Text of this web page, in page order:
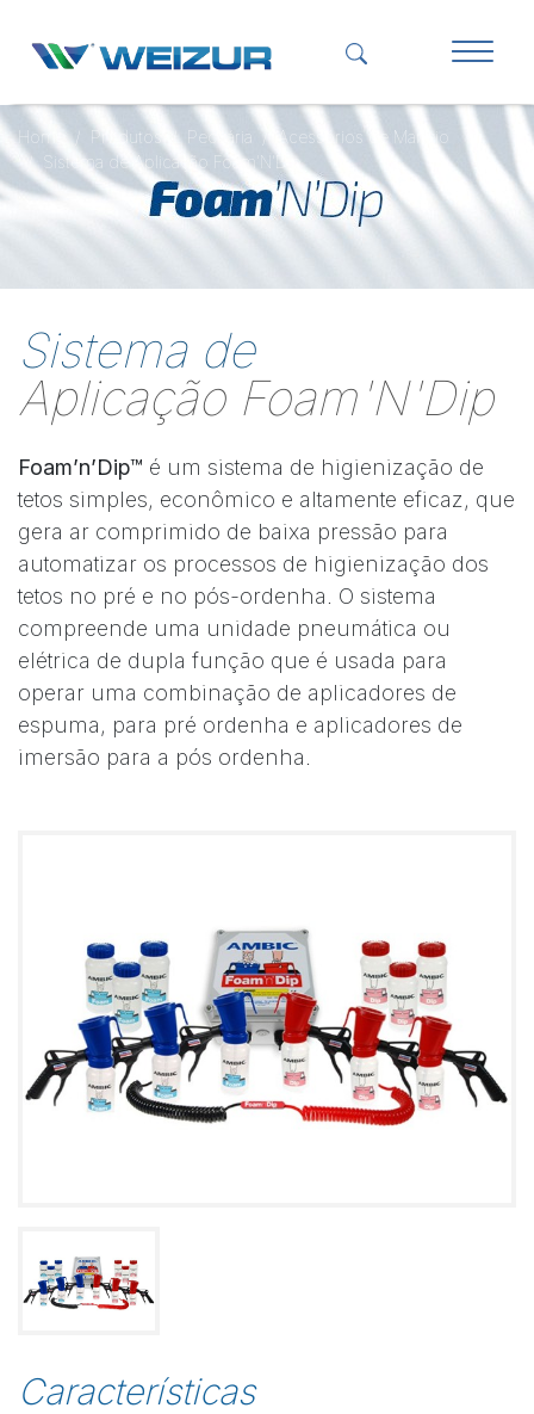
Home Produtos Pecuária
Acessórios de Manejo
Sistema de Aplicação Foam'N'Dip
Sistema de
Aplicação Foam'N'Dip
Foam’n’Dip™ é um sistema de higienização de
tetos simples, econômico e altamente eficaz, que
gera ar comprimido de baixa pressão para
automatizar os processos de higienização dos
tetos no pré e no pós-ordenha. O sistema
compreende uma unidade pneumática ou
elétrica de dupla função que é usada para
operar uma combinação de aplicadores de
espuma, para pré ordenha e aplicadores de
imersão para a pós ordenha.
Características